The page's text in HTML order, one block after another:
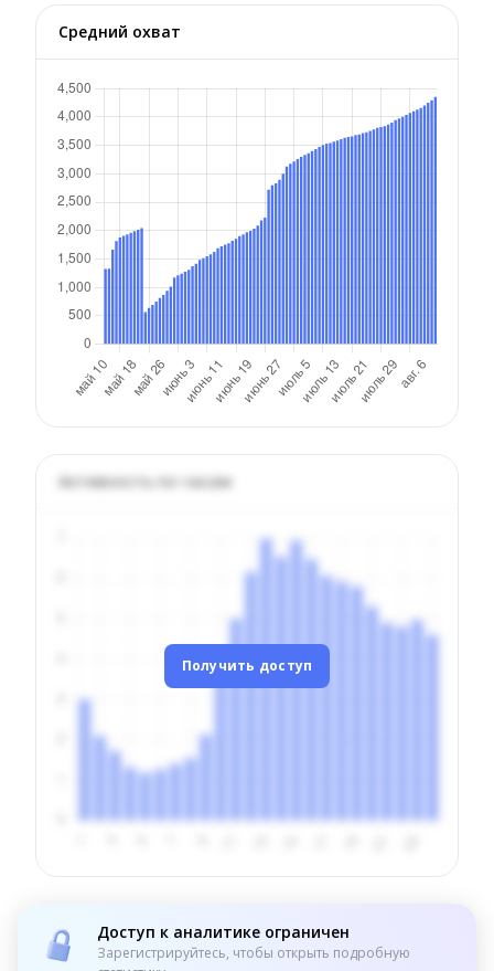
Средний охват
Активность по часам
Получить доступ
Доступ к аналитике ограничен
Зарегистрируйтесь, чтобы открыть подробную